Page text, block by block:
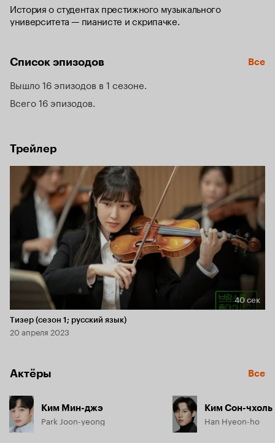
История о студентах престижного музыкального
университета — пианисте и скрипачке.
Список эпизодов Все
Вышло 16 эпизодов в 1 сезоне
Всего 16 эпизодов
Трейлер
Длительность 40 сек
40 сек
Тизер (сезон 1; русский язык)
20 апреля 2023
Актёры Все
Ким Мин-джэ
Park Joon-yeong
Ким Сон-чхоль
Han Hyeon-ho